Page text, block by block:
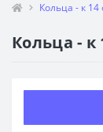
Кольца - к
Кольца - к